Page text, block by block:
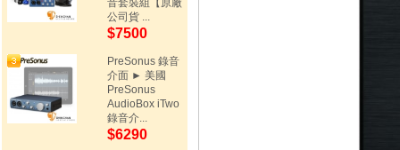
音套裝組【原廠
公司貨 ...
$7500
PreSonus 錄音
介面 ► 美國
PreSonus
AudioBox iTwo
錄音介...
$6290